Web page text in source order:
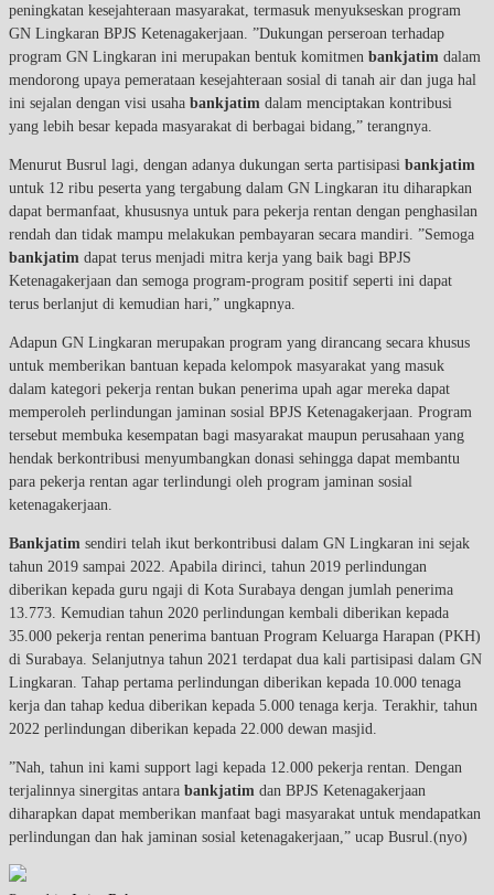
peningkatan kesejahteraan masyarakat, termasuk menyukseskan program
GN Lingkaran BPJS Ketenagakerjaan. ”Dukungan perseroan terhadap
program GN Lingkaran ini merupakan bentuk komitmen bankjatim dalam
mendorong upaya pemerataan kesejahteraan sosial di tanah air dan juga hal
ini sejalan dengan visi usaha bankjatim dalam menciptakan kontribusi
yang lebih besar kepada masyarakat di berbagai bidang,” terangnya.
Menurut Busrul lagi, dengan adanya dukungan serta partisipasi bankjatim
untuk 12 ribu peserta yang tergabung dalam GN Lingkaran itu diharapkan
dapat bermanfaat, khususnya untuk para pekerja rentan dengan penghasilan
rendah dan tidak mampu melakukan pembayaran secara mandiri. ”Semoga
bankjatim dapat terus menjadi mitra kerja yang baik bagi BPJS
Ketenagakerjaan dan semoga program-program positif seperti ini dapat
terus berlanjut di kemudian hari,” ungkapnya.
Adapun GN Lingkaran merupakan program yang dirancang secara khusus
untuk memberikan bantuan kepada kelompok masyarakat yang masuk
dalam kategori pekerja rentan bukan penerima upah agar mereka dapat
memperoleh perlindungan jaminan sosial BPJS Ketenagakerjaan. Program
tersebut membuka kesempatan bagi masyarakat maupun perusahaan yang
hendak berkontribusi menyumbangkan donasi sehingga dapat membantu
para pekerja rentan agar terlindungi oleh program jaminan sosial
ketenagakerjaan.
Bankjatim sendiri telah ikut berkontribusi dalam GN Lingkaran ini sejak
tahun 2019 sampai 2022. Apabila dirinci, tahun 2019 perlindungan
diberikan kepada guru ngaji di Kota Surabaya dengan jumlah penerima
13.773. Kemudian tahun 2020 perlindungan kembali diberikan kepada
35.000 pekerja rentan penerima bantuan Program Keluarga Harapan (PKH)
di Surabaya. Selanjutnya tahun 2021 terdapat dua kali partisipasi dalam GN
Lingkaran. Tahap pertama perlindungan diberikan kepada 10.000 tenaga
kerja dan tahap kedua diberikan kepada 5.000 tenaga kerja. Terakhir, tahun
2022 perlindungan diberikan kepada 22.000 dewan masjid.
”Nah, tahun ini kami support lagi kepada 12.000 pekerja rentan. Dengan
terjalinnya sinergitas antara bankjatim dan BPJS Ketenagakerjaan
diharapkan dapat memberikan manfaat bagi masyarakat untuk mendapatkan
perlindungan dan hak jaminan sosial ketenagakerjaan,” ucap Busrul.(nyo)